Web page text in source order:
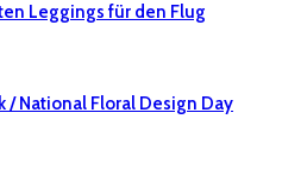
Leggings für den Flug
/ National Floral Design Day